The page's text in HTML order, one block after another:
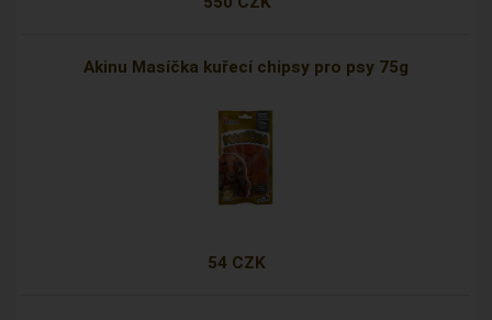
Akinu Masíčka kuřecí chipsy pro psy 75g
54 CZK